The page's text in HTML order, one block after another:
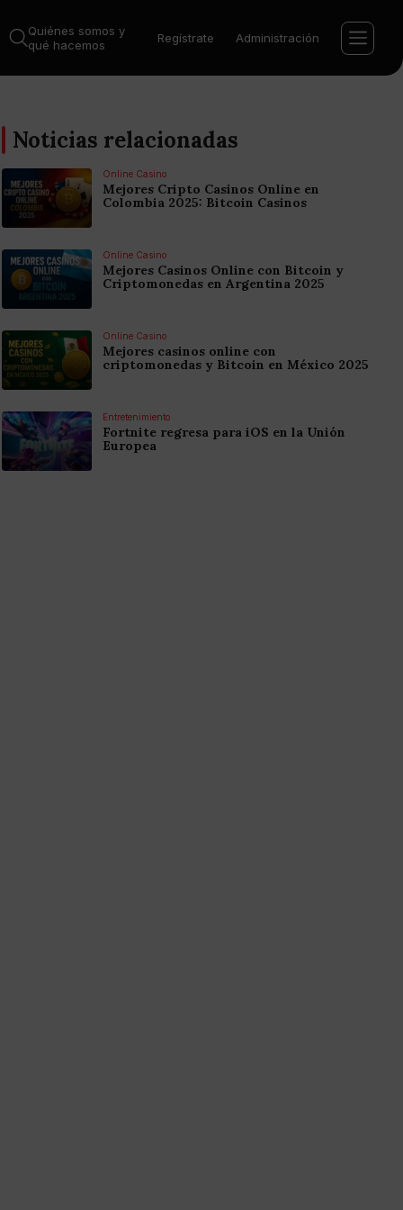
Quiénes somos y
qué hacemos
Regístrate Administración
Noticias relacionadas
Online Casino
Mejores Cripto Casinos Online en
Colombia 2025: Bitcoin Casinos
Online Casino
Mejores Casinos Online con Bitcoin y
Criptomonedas en Argentina 2025
Online Casino
Mejores casinos online con
criptomonedas y Bitcoin en México 2025
Entretenimiento
Fortnite regresa para iOS en la Unión
Europea